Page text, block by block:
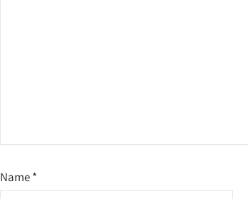
Name*